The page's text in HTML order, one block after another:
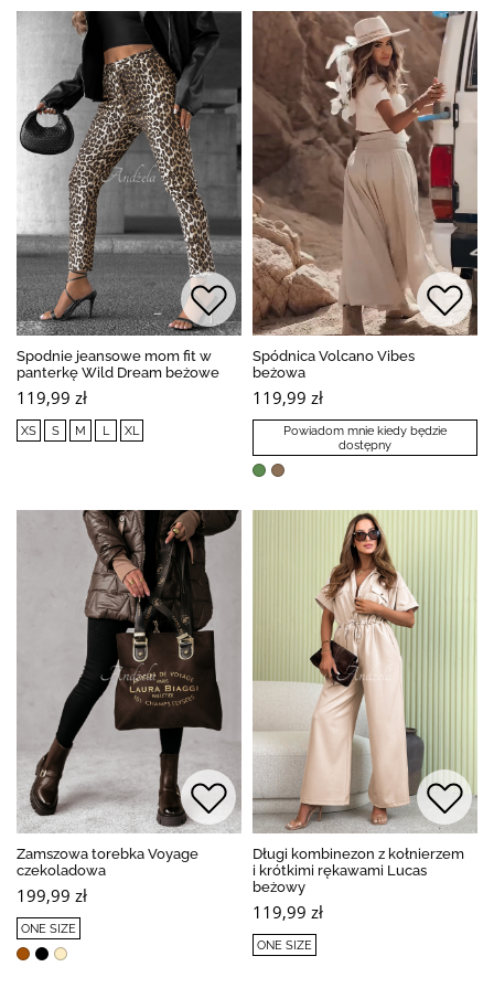
Spodnie jeansowe mom fit w
panterkę Wild Dream beżowe
119,99 zł
XS S M L XL
Spódnica Volcano Vibes
beżowa
119,99 zł
Powiadom mnie kiedy będzie
dostępny
Zamszowa torebka Voyage
czekoladowa
199,99 zł
ONE SIZE
Długi kombinezon z kołnierzem
i krótkimi rękawami Lucas
beżowy
119,99 zł
ONE SIZE